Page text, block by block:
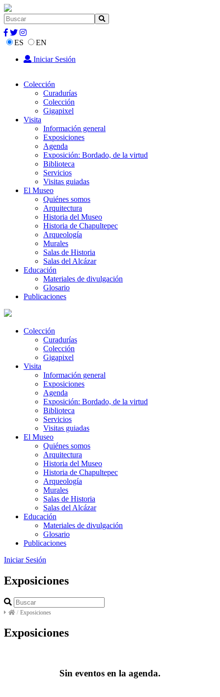
ES
EN
Iniciar Sesión
Colección
Curadurías
Colección
Gigapixel
Visita
Información general
Exposiciones
Agenda
Exposición: Bordado, de la virtud
Biblioteca
Servicios
Visitas guiadas
El Museo
Quiénes somos
Arquitectura
Historia del Museo
Historia de Chapultepec
Arqueología
Murales
Salas de Historia
Salas del Alcázar
Educación
Materiales de divulgación
Glosario
Publicaciones
Colección
Curadurías
Colección
Gigapixel
Visita
Información general
Exposiciones
Agenda
Exposición: Bordado, de la virtud
Biblioteca
Servicios
Visitas guiadas
El Museo
Quiénes somos
Arquitectura
Historia del Museo
Historia de Chapultepec
Arqueología
Murales
Salas de Historia
Salas del Alcázar
Educación
Materiales de divulgación
Glosario
Publicaciones
Iniciar Sesión
Exposiciones
/ Exposiciones
Exposiciones
Sin eventos en la agenda.